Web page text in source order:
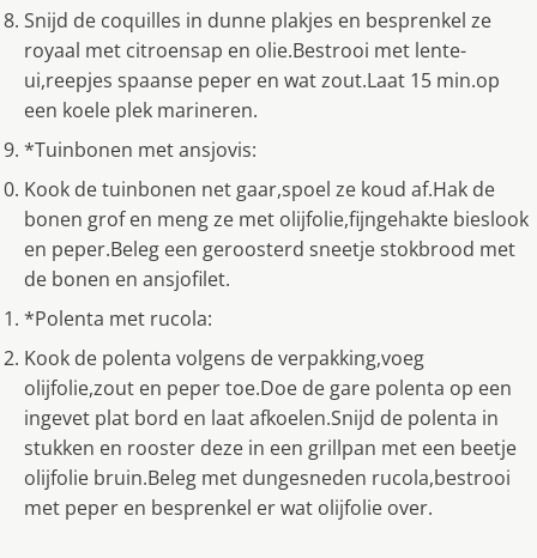
Snijd de coquilles in dunne plakjes en besprenkel ze
royaal met citroensap en olie.Bestrooi met lente-
ui,reepjes spaanse peper en wat zout.Laat 15 min.op
een koele plek marineren.
*Tuinbonen met ansjovis:
Kook de tuinbonen net gaar,spoel ze koud af.Hak de
bonen grof en meng ze met olijfolie,fijngehakte bieslook
en peper.Beleg een geroosterd sneetje stokbrood met
de bonen en ansjofilet.
*Polenta met rucola:
Kook de polenta volgens de verpakking,voeg
olijfolie,zout en peper toe.Doe de gare polenta op een
ingevet plat bord en laat afkoelen.Snijd de polenta in
stukken en rooster deze in een grillpan met een beetje
olijfolie bruin.Beleg met dungesneden rucola,bestrooi
met peper en besprenkel er wat olijfolie over.